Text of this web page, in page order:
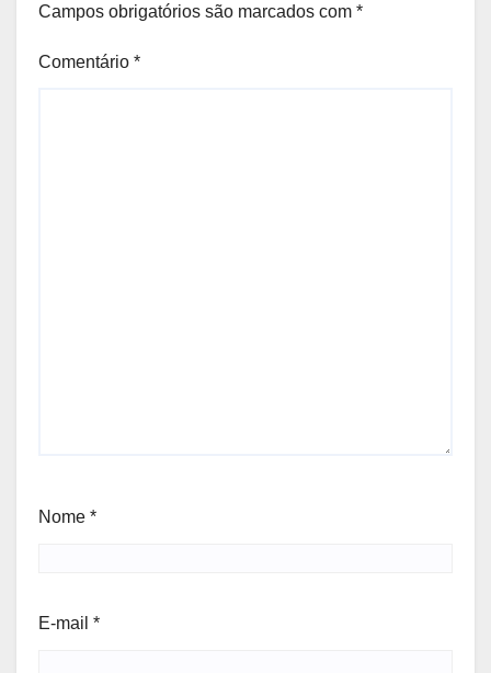
Campos obrigatórios são marcados com *
Comentário *
Nome *
E-mail *